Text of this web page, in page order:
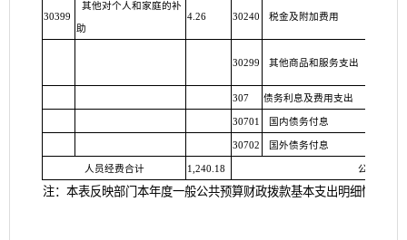
30399
其他对个人和家庭的补
助
4.26 30240 税金及附加费用
30299 其他商品和服务支出
307 债务利息及费用支出
30701 国内债务付息
30702 国外债务付息
人员经费合计 1,240.18 公用经费
注：本表反映部门本年度一般公共预算财政拨款基本支出明细情况。